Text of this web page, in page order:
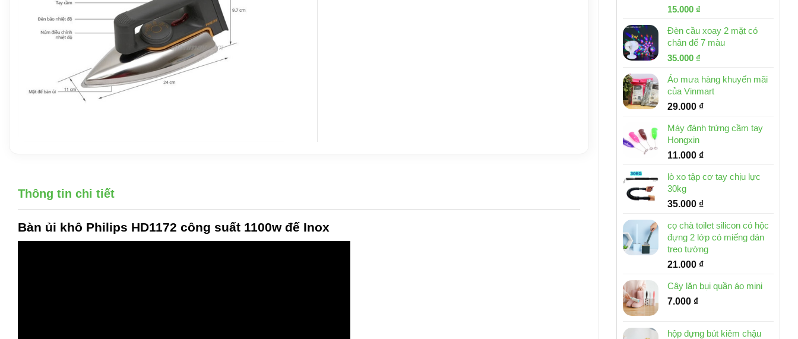
Giá
là:
32.000 ₫.
15.000 ₫
tại
là:
Đèn cầu xoay 2 mặt có
chân đế 7 màu
Giá
là:
46.000 ₫.
35.000 ₫
tại
là:
35.000 ₫.
Áo mưa hàng khuyến mãi
của Vinmart
29.000 ₫
Máy đánh trứng cầm tay
Hongxin
11.000 ₫
lò xo tập cơ tay chịu lực
30kg
35.000 ₫
cọ chà toilet silicon có hộc
đựng 2 lớp có miếng dán
treo tường
21.000 ₫
Cây lăn bụi quần áo mini
7.000 ₫
hộp đựng bút kiêm chậu
Thông tin chi tiết
Bàn ủi khô Philips HD1172 công suất 1100w đế Inox